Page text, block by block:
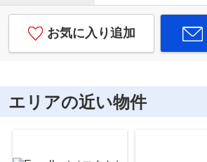
お気に入り追加
エリアの近い物件